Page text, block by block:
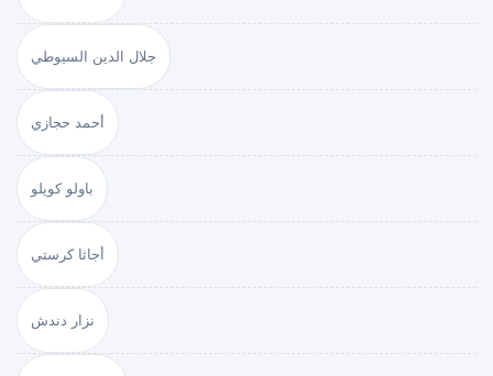
جلال الدين السيوطي
أحمد حجازي
باولو كويلو
أجاثا كرستي
نزار دندش